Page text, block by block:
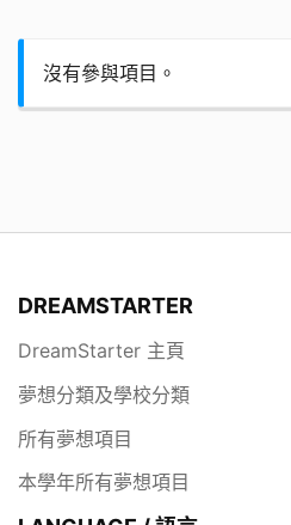
沒有參與項目。
DREAMSTARTER
DreamStarter 主頁
夢想分類及學校分類
所有夢想項目
本學年所有夢想項目